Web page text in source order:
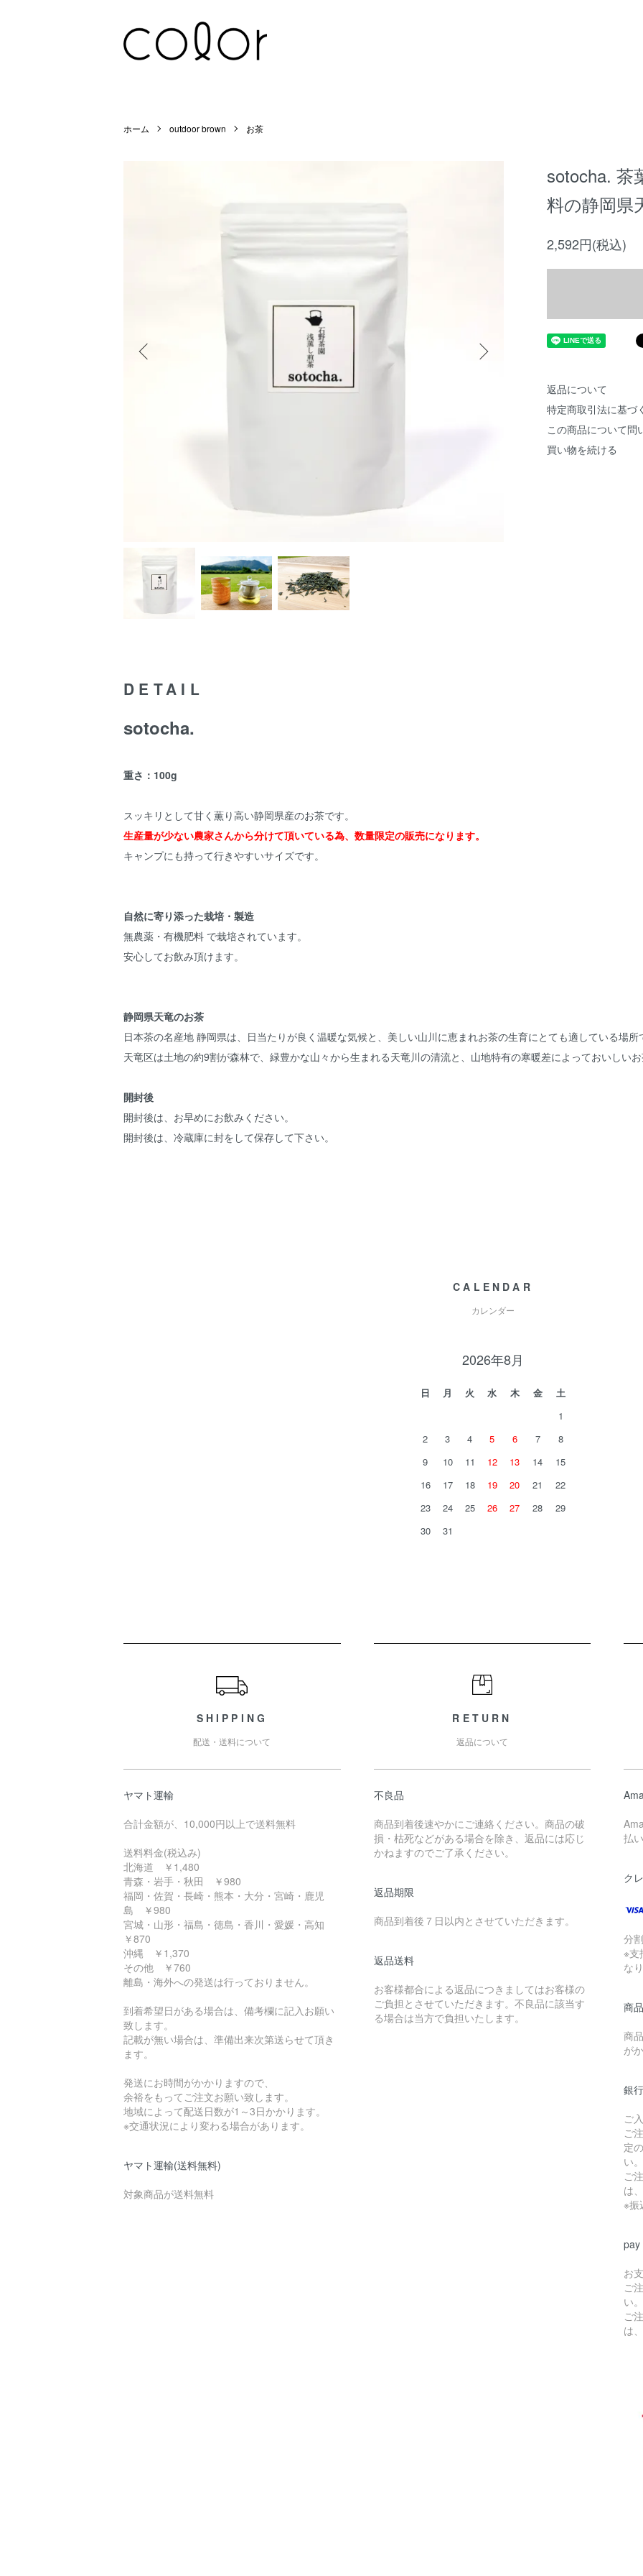
ホーム outdoor brown お茶
sotocha. 茶
料の静岡県
2,592円(税込)
返品について
特定商取引法に基づ
この商品について問
買い物を続ける
DETAIL
sotocha.
重さ：100g
スッキリとして甘く薫り高い静岡県産のお茶です。
生産量が少ない農家さんから分けて頂いている為、数量限定の販売になります。
キャンプにも持って行きやすいサイズです。
自然に寄り添った栽培・製造
無農薬・有機肥料 で栽培されています。
安心してお飲み頂けます。
静岡県天竜のお茶
日本茶の名産地 静岡県は、日当たりが良く温暖な気候と、美しい山川に恵まれお茶の生育にとても適している場所
天竜区は土地の約9割が森林で、緑豊かな山々から生まれる天竜川の清流と、山地特有の寒暖差によっておいしいお
開封後
開封後は、お早めにお飲みください。
開封後は、冷蔵庫に封をして保存して下さい。
CALENDAR
カレンダー
2026年8月
日 月 火 水 木 金
土
1
2
3 4 5 6 7
8
9
10 11 12 13 14
15
16
17 18 19 20 21
22
23
24 25 26 27 28
29
30
31
SHIPPING
配送・送料について
ヤマト運輸
合計金額が、10,000円以上で送料無料
送料料金(税込み)
北海道 ￥1,480
青森・岩手・秋田 ￥980
福岡・佐賀・長崎・熊本・大分・宮崎・鹿児
島 ￥980
宮城・山形・福島・徳島・香川・愛媛・高知
￥870
沖縄 ￥1,370
その他 ￥760
離島・海外への発送は行っておりません。
到着希望日がある場合は、備考欄に記入お願い
致します。
記載が無い場合は、準備出来次第送らせて頂き
ます。
発送にお時間がかかりますので、
余裕をもってご注文お願い致します。
地域によって配送日数が1～3日かかります。
※交通状況により変わる場合があります。
ヤマト運輸(送料無料)
対象商品が送料無料
RETURN
返品について
不良品
商品到着後速やかにご連絡ください。商品の破
損・枯死などがある場合を除き、返品には応じ
かねますのでご了承ください。
返品期限
商品到着後７日以内とさせていただきます。
返品送料
お客様都合による返品につきましてはお客様の
ご負担とさせていただきます。不良品に該当す
る場合は当方で負担いたします。
払
ク
分
※支
な
商
商
が
銀
ご
ご
定
い。
ご
は
※振
pay
お
ご
い。
ご
は